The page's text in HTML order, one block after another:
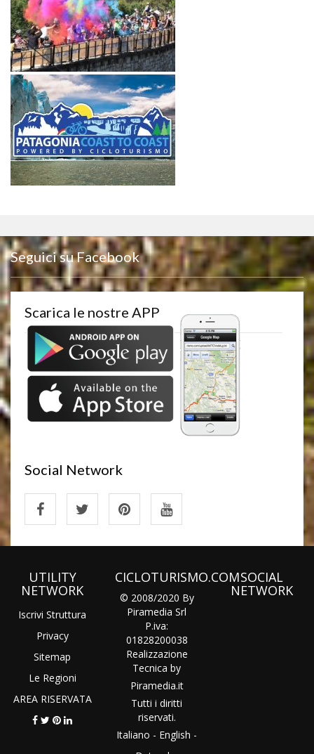
Seguici su Facebook
Scarica le nostre APP
Social Network
UTILITY
NETWORK
Iscrivi Struttura
Privacy
Sitemap
Le Regioni
AREA RISERVATA
CICLOTURISMO.COM
© 2008/2020 By
Piramedia Srl
P.iva:
01828200038
Realizzazione
Tecnica by
Piramedia.it
Tutti i diritti
riservati.
Italiano - English -
SOCIAL
NETWORK